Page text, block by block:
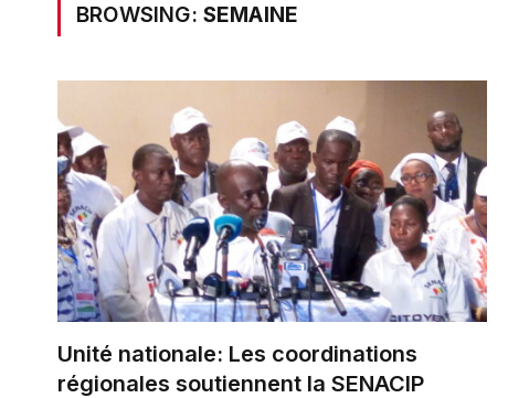
BROWSING: SEMAINE
Unité nationale: Les coordinations
régionales soutiennent la SENACIP